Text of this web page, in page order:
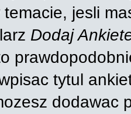
jesli
Dodaj
tytul
dodawac